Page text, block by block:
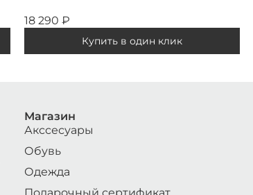
18 290 ₽
Купить в один клик
Магазин
Акссесуары
Обувь
Одежда
Подарочный сертификат